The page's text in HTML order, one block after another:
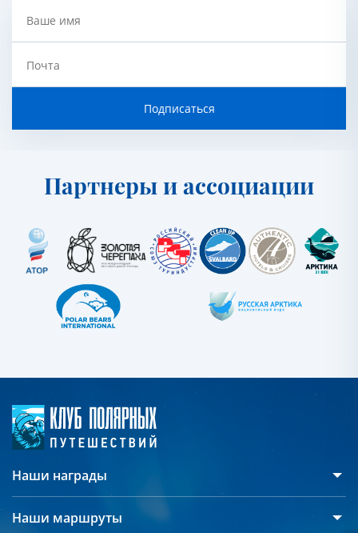
Ваше имя
Почта
Подписаться
Партнеры и ассоциации
Наши награды
Наши маршруты